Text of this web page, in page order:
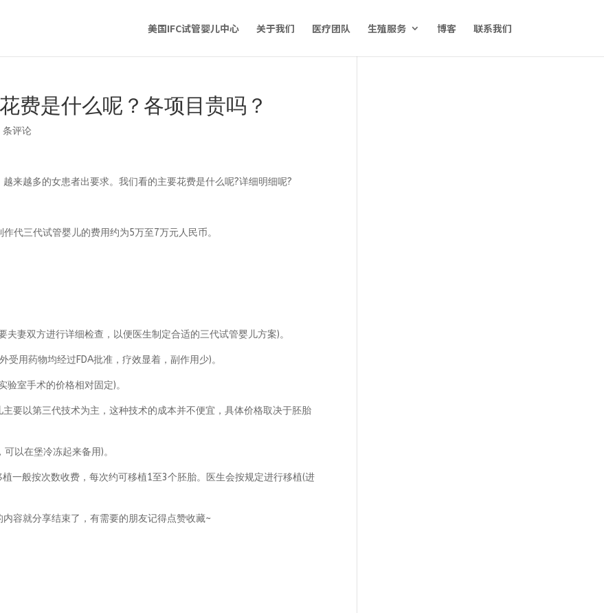
美国IFC试管婴儿中心 关于我们 医疗团队 生殖服务 博客 联系我们
费是什么呢？各项目贵吗？
条评论
来越多的女患者出要求。我们看的主要花费是什么呢?详细明细呢?
代三代试管婴儿的费用约为5万至7万元人民币。
妻双方进行详细检查，以便医生制定合适的三代试管婴儿方案)。
用药物均经过FDA批准，疗效显着，副作用少)。
室手术的价格相对固定)。
要以第三代技术为主，这种技术的成本并不便宜，具体价格取决于胚胎
以在堡冷冻起来备用)。
一般按次数收费，每次约可移植1至3个胚胎。医生会按规定进行移植(进
容就分享结束了，有需要的朋友记得点赞收藏~